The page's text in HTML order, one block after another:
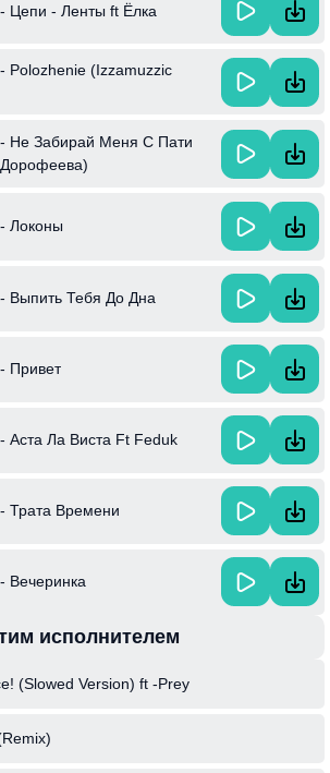
Цепи - Ленты ft Ёлка
Polozhenie (Izzamuzzic
- Не Забирай Меня С Пати
Локоны
Выпить Тебя До Дна
Привет
Аста Ла Виста Ft Feduk
Трата Времени
Вечеринка
исполнителем
(Slowed Version) ft -Prey